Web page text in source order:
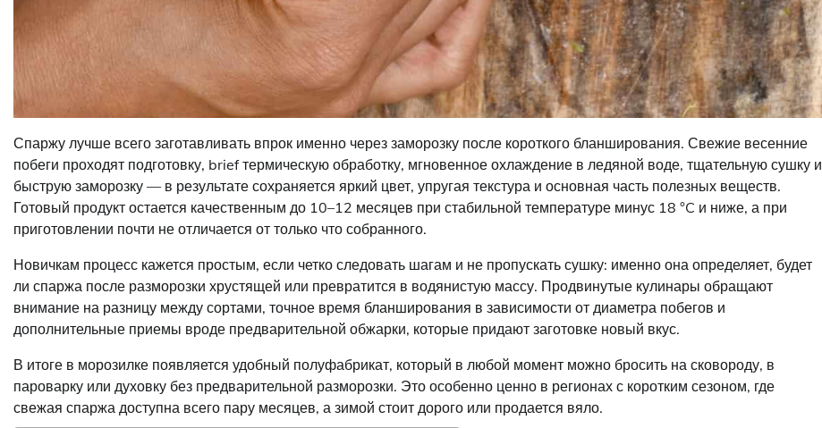
Спаржу лучше всего заготавливать впрок именно через заморозку после короткого бланширования. Свежие весенние
побеги проходят подготовку, brief термическую обработку, мгновенное охлаждение в ледяной воде, тщательную сушку и
быструю заморозку — в результате сохраняется яркий цвет, упругая текстура и основная часть полезных веществ.
Готовый продукт остается качественным до 10–12 месяцев при стабильной температуре минус 18 °C и ниже, а при
приготовлении почти не отличается от только что собранного.
Новичкам процесс кажется простым, если четко следовать шагам и не пропускать сушку: именно она определяет, будет
ли спаржа после разморозки хрустящей или превратится в водянистую массу. Продвинутые кулинары обращают
внимание на разницу между сортами, точное время бланширования в зависимости от диаметра побегов и
дополнительные приемы вроде предварительной обжарки, которые придают заготовке новый вкус.
В итоге в морозилке появляется удобный полуфабрикат, который в любой момент можно бросить на сковороду, в
пароварку или духовку без предварительной разморозки. Это особенно ценно в регионах с коротким сезоном, где
свежая спаржа доступна всего пару месяцев, а зимой стоит дорого или продается вяло.